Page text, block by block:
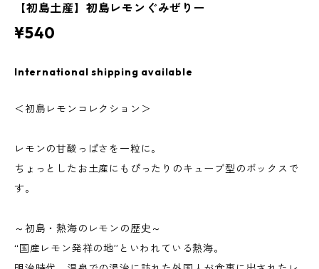
【初島土産】初島レモンぐみぜりー
¥540
International shipping available
＜初島レモンコレクション＞
レモンの甘酸っぱさを一粒に。
ちょっとしたお土産にもぴったりのキューブ型のボックスで
す。
～初島・熱海のレモンの歴史～
“国産レモン発祥の地”といわれている熱海。